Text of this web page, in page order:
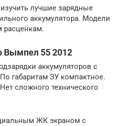
лучшие зарядные
аккумулятора. Модели
расценкам.
Вымпел 55 2012
аккумуляторов с
габаритам ЗУ компактное.
сложного технического
ЖК экраном с